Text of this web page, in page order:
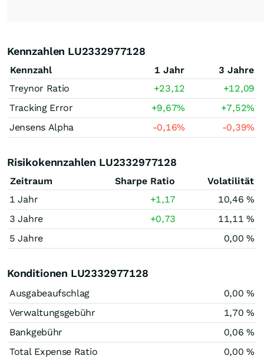
Kennzahlen LU2332977128
Kennzahl 1 Jahr
3 Jahre
Treynor Ratio
+23,12
+12,09
Tracking Error
+9,67% +7,52%
Jensens Alpha
-0,16% -0,39%
Risikokennzahlen LU2332977128
Zeitraum Sharpe Ratio
Volatilität
1 Jahr
+1,17
10,46 %
3 Jahre
+0,73
11,11 %
5 Jahre
0,00 %
Konditionen LU2332977128
Ausgabeaufschlag
0,00 %
Verwaltungsgebühr
1,70 %
Bankgebühr
0,06 %
Total Expense Ratio
0,00 %